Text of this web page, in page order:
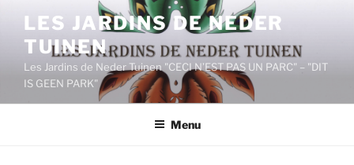
contenu
principal
LES JARDINS DE NEDER
TUINEN
Les Jardins de Neder Tuinen "CECI N’EST PAS UN PARC" – "DIT
IS GEEN PARK"
Menu